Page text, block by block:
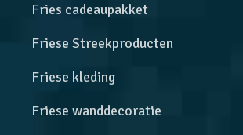
Fries cadeaupakket
Friese Streekproducten
Friese kleding
Friese wanddecoratie